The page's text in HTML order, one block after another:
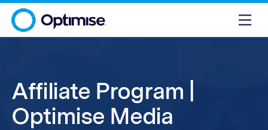
Affiliate Program |
Optimise Media